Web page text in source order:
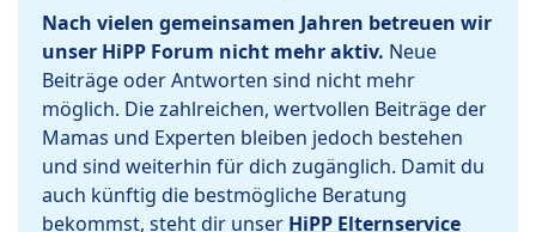
Nach vielen gemeinsamen Jahren betreuen wir
unser HiPP Forum nicht mehr aktiv. Neue
Beiträge oder Antworten sind nicht mehr
möglich. Die zahlreichen, wertvollen Beiträge der
Mamas und Experten bleiben jedoch bestehen
und sind weiterhin für dich zugänglich. Damit du
auch künftig die bestmögliche Beratung
bekommst, steht dir unser HiPP Elternservice